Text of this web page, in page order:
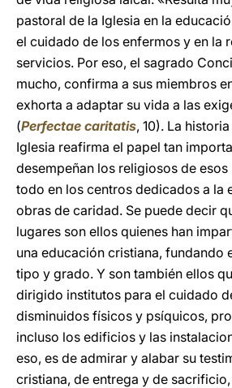
pastoral de la Iglesia en la
el cuidado de los enfermos y en la
servicios. Por eso, el sagrado
mucho, confirma a sus miembros
exhorta a adaptar su vida a las
(Perfectae caritatis, 10). La
Iglesia reafirma el papel tan
desempeñan los religiosos de
todo en los centros dedicados a la
obras de caridad. Se puede decir
lugares son ellos quienes han
una educación cristiana, fundando
tipo y grado. Y son también ellos
dirigido institutos para el cuidado
disminuidos físicos y psíquicos,
incluso los edificios y las
eso, es de admirar y alabar su
cristiana, de entrega y de